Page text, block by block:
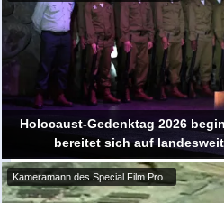
Holocaust-Gedenktag 2026
bereitet sich auf
Kameramann des Special Film Pro...